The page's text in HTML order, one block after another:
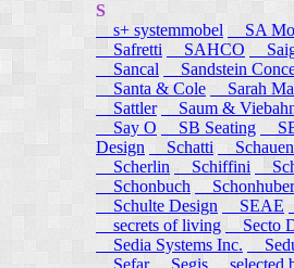
S
s+ systemmobel
SA
Safretti
SAHCO
Sancal
Sandstein
Santa & Cole
Sarah
Sattler
Saum &
Say O
SB Seating
Design
Schatti
Scherlin
Schiffini
Schonbuch
Schulte Design
SEAE
secrets of living
Secto
Sedia Systems Inc.